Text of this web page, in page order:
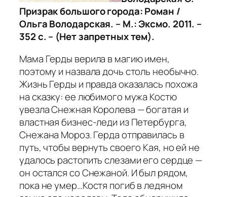
Призрак большого города: Роман /
Ольга Володарская. – М.: Эксмо. 2011. –
352 с. – (Нет запретных тем).
Мама Герды верила в магию имен,
поэтому и назвала дочь столь необычно.
Жизнь Герды и правда оказалась похожа
на сказку: ее любимого мужа Костю
увезла Снежная Королева — богатая и
властная бизнес-леди из Петербурга,
Снежана Мороз. Герда отправилась в
путь, чтобы вернуть своего Кая, но ей не
удалось растопить слезами его сердце —
он остался со Снежаной. И был рядом,
пока не умер…Костя погиб в ледяном